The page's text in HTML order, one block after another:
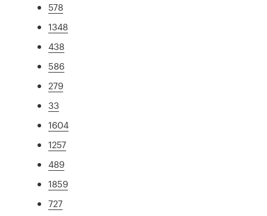
578
1348
438
586
279
33
1604
1257
489
1859
727